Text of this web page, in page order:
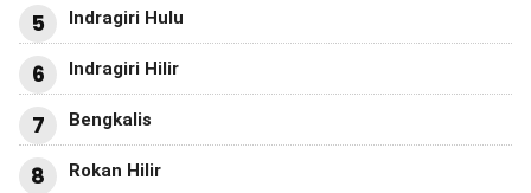
5 Indragiri Hulu
6 Indragiri Hilir
7 Bengkalis
8 Rokan Hilir